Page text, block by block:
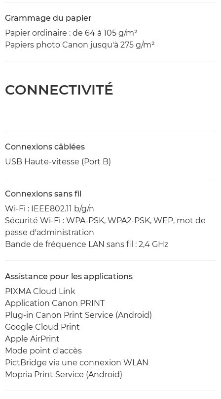
Grammage du papier
Papier ordinaire : de 64 à 105 g/m²
Papiers photo Canon jusqu'à 275 g/m²
CONNECTIVITÉ
Connexions câblées
USB Haute-vitesse (Port B)
Connexions sans fil
Wi-Fi : IEEE802.11 b/g/n
Sécurité Wi-Fi : WPA-PSK, WPA2-PSK, WEP, mot de
passe d'administration
Bande de fréquence LAN sans fil : 2,4 GHz
Assistance pour les applications
PIXMA Cloud Link
Application Canon PRINT
Plug-in Canon Print Service (Android)
Google Cloud Print
Apple AirPrint
Mode point d'accès
PictBridge via une connexion WLAN
Mopria Print Service (Android)